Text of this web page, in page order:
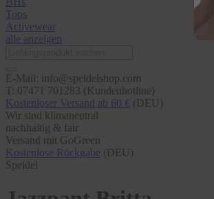
Tops
Activewear
alle anzeigen
E-Mail: info@speidelshop.com
T: 07471 701283 (Kundenhotline)
Kostenloser Versand ab 60 € (DEU)
Wir sind klimaneutral
nachhaltig & fair
Versand mit GoGreen
Kostenlose Rückgabe (DEU)
Speidel